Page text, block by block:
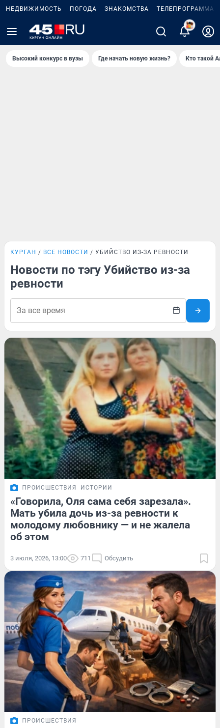
НЕДВИЖИМОСТЬ ПОГОДА ЗНАКОМСТВА ТЕЛЕПРОГРАММА
2
Высокий конкурс в вузы Где начать новую жизнь? Кто такой
КУРГАН ВСЕ НОВОСТИ УБИЙСТВО ИЗ-ЗА РЕВНОСТИ
Новости по тэгу Убийство из-за
ревности
ПРОИСШЕСТВИЯ ИСТОРИИ
«Говорила, Оля сама себя зарезала».
Мать убила дочь из-за ревности к
молодому любовнику — и не жалела
об этом
3 июля, 2026, 13:00 711 Обсудить
ПРОИСШЕСТВИЯ